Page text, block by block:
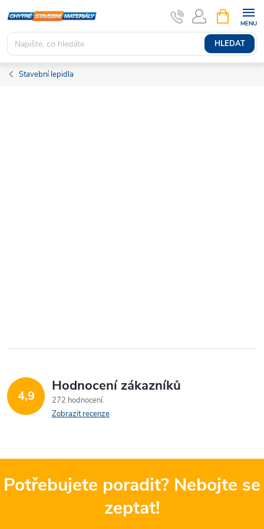
na
obsah
HLEDAT
NÁKUPNÍ
KOŠÍK
Stavební lepidla
4,9
Hodnocení zákazníků
272 hodnocení
Zobrazit recenze
Potřebujete poradit? Nebojte se
zeptat!